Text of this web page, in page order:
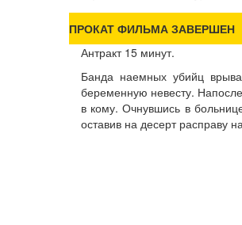
ПРОКАТ ФИЛЬМА ЗАВЕРШЕН
Антракт 15 минут.
Банда наемных убийц
беременную невесту.
в кому. Очнувшись в
оставив на десерт расправу